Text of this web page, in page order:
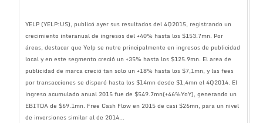
YELP (YELP:US), publicó ayer sus resultados del 4Q2015, registrando un
crecimiento interanual de ingresos del +40% hasta los $153.7mn. Por
áreas, destacar que Yelp se nutre principalmente en ingresos de publicidad
local y en este segmento creció un +35% hasta los $125.9mn. El area de
publicidad de marca creció tan solo un +18% hasta los $7,1mn, y las fees
por transacciones se disparó hasta los $14mn desde $1,4mn el 4Q2014. El
ingreso acumulado anual 2015 fue de $549.7mn(+46%YoY), generando un
EBITDA de $69.1mn. Free Cash Flow en 2015 de casi $26mn, para un nivel
de inversiones similar al de 2014...